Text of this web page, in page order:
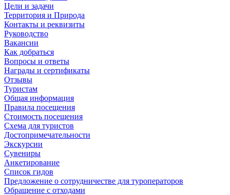
Цели и задачи
Территория и Природа
Контакты и реквизиты
Руководство
Вакансии
Как добраться
Вопросы и ответы
Награды и сертификаты
Отзывы
Туристам
Общая информация
Правила посещения
Стоимость посещения
Схема для туристов
Достопримечательности
Экскурсии
Сувениры
Анкетирование
Список гидов
Предложение о сотрудничестве для туроператоров
Обращение с отходами